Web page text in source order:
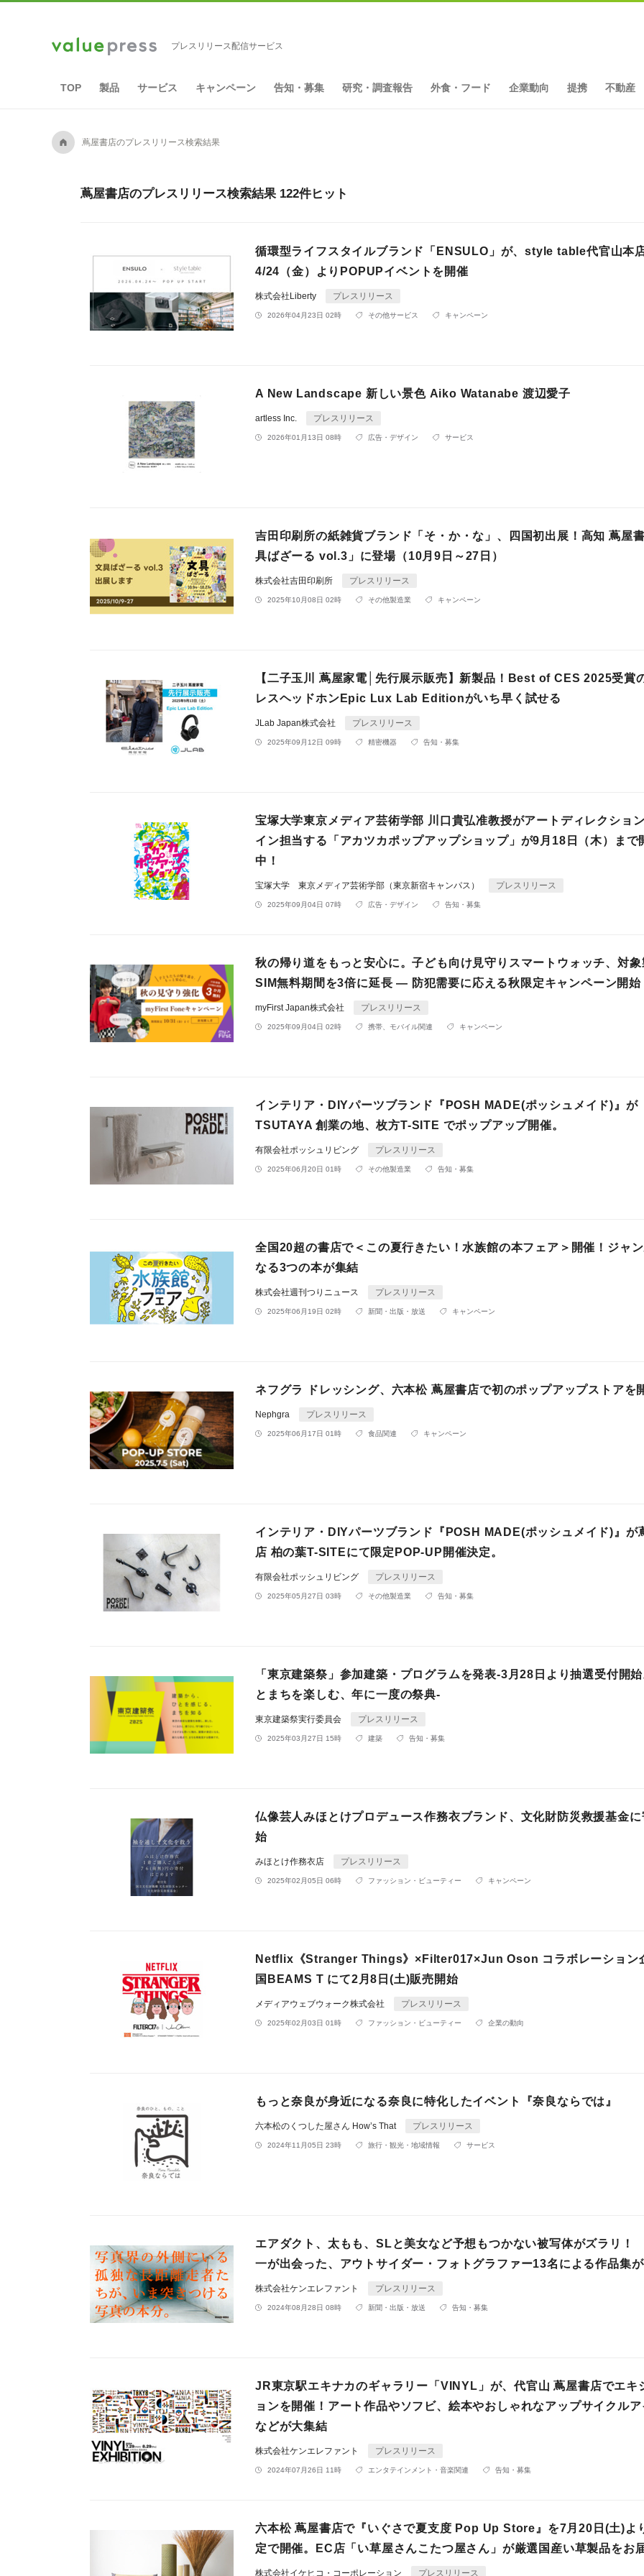
プレスリリース配信サービス
TOP 製品 サービス キャンペーン 告知・募集 研究・調査報告 外食・フード 企業動向 提携 不動産
A 蔦屋書店のプレスリリース検索結果
蔦屋書店のプレスリリース検索結果 122件ヒット
循環型ライフスタイルブランド「ENSULO」が、style table代官山本
4/24（金）よりPOPUPイベントを開催
株式会社Liberty プレスリリース
2026年04月23日 02時 その他サービス キャンペーン
A New Landscape 新しい景色 Aiko Watanabe 渡辺愛子
artless Inc. プレスリリース
2026年01月13日 08時 広告・デザイン サービス
吉田印刷所の紙雑貨ブランド「そ・か・な」、四国初出展！高知 蔦屋
具ばざーる vol.3」に登場（10月9日～27日）
株式会社吉田印刷所 プレスリリース
2025年10月08日 02時 その他製造業 キャンペーン
【二子玉川 蔦屋家電│先行展示販売】新製品！Best of CES 2025受賞
レスヘッドホンEpic Lux Lab Editionがいち早く試せる
JLab Japan株式会社 プレスリリース
2025年09月12日 09時 精密機器 告知・募集
宝塚大学東京メディア芸術学部 川口貴弘准教授がアートディレクショ
イン担当する「アカツカポップアップショップ」が9月18日（木）まで
中！
宝塚大学 東京メディア芸術学部（東京新宿キャンパス） プレスリリース
2025年09月04日 07時 広告・デザイン 告知・募集
秋の帰り道をもっと安心に。子ども向け見守りスマートウォッチ、対象
SIM無料期間を3倍に延長 ― 防犯需要に応える秋限定キャンペーン開
myFirst Japan株式会社 プレスリリース
2025年09月04日 02時 携帯、モバイル関連 キャンペーン
インテリア・DIYパーツブランド『POSH MADE(ポッシュメイド)』が
TSUTAYA 創業の地、枚方T-SITE でポップアップ開催。
有限会社ポッシュリビング プレスリリース
2025年06月20日 01時 その他製造業 告知・募集
全国20超の書店で＜この夏行きたい！水族館の本フェア＞開催！ジャ
なる3つの本が集結
株式会社週刊つりニュース プレスリリース
2025年06月19日 02時 新聞・出版・放送 キャンペーン
ネフグラ ドレッシング、六本松 蔦屋書店で初のポップアップストアを
Nephgra プレスリリース
2025年06月17日 01時 食品関連 キャンペーン
インテリア・DIYパーツブランド『POSH MADE(ポッシュメイド)』が
店 柏の葉T-SITEにて限定POP-UP開催決定。
有限会社ポッシュリビング プレスリリース
2025年05月27日 03時 その他製造業 告知・募集
「東京建築祭」参加建築・プログラムを発表-3月28日より抽選受付開
とまちを楽しむ、年に一度の祭典-
東京建築祭実行委員会 プレスリリース
2025年03月27日 15時 建築 告知・募集
仏像芸人みほとけプロデュース作務衣ブランド、文化財防災救援基金に
始
みほとけ作務衣店 プレスリリース
2025年02月05日 06時 ファッション・ビューティー キャンペーン
Netflix《Stranger Things》×Filter017×Jun Oson コラボレーション
国BEAMS T にて2月8日(土)販売開始
メディアウェブウォーク株式会社 プレスリリース
2025年02月03日 01時 ファッション・ビューティー 企業の動向
もっと奈良が身近になる奈良に特化したイベント『奈良ならでは』
六本松のくつした屋さん How’s That プレスリリース
2024年11月05日 23時 旅行・観光・地域情報 サービス
エアダクト、太もも、SLと美女など予想もつかない被写体がズラリ！
一が出会った、アウトサイダー・フォトグラファー13名による作品集
株式会社ケンエレファント プレスリリース
2024年08月28日 08時 新聞・出版・放送 告知・募集
JR東京駅エキナカのギャラリー「VINYL」が、代官山 蔦屋書店でエキ
ョンを開催！アート作品やソフビ、絵本やおしゃれなアップサイクルア
などが大集結
株式会社ケンエレファント プレスリリース
2024年07月26日 11時 エンタテインメント・音楽関連 告知・募集
六本松 蔦屋書店で『いぐさで夏支度 Pop Up Store』を7月20日(土)よ
定で開催。EC店「い草屋さんこたつ屋さん」が厳選国産い草製品をお届
株式会社イケヒコ・コーポレーション プレスリリース